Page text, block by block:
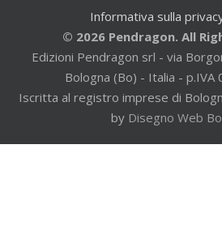
Informativa sulla
© 2026 Pendragon. All
Edizioni Pendragon srl - via
Bologna (Bo) - Italia - p.IVA
Iscritta al registro imprese di
by Disegno Web